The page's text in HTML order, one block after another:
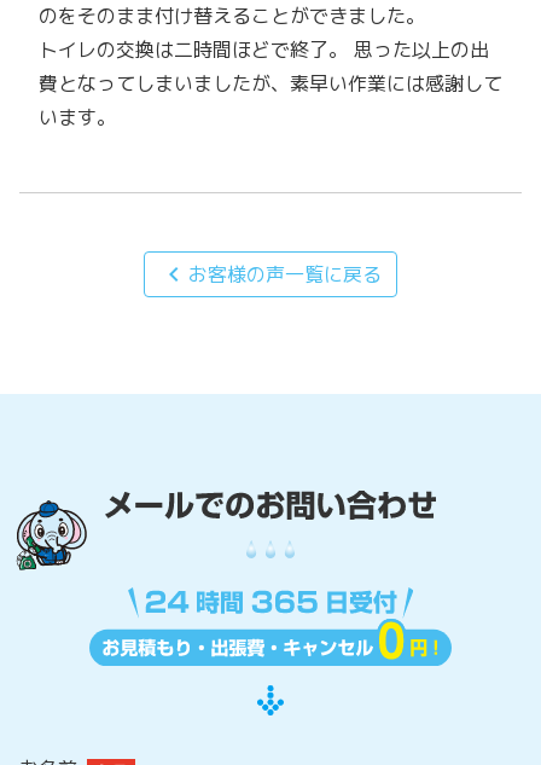
のをそのまま付け替えることができました。
トイレの交換は二時間ほどで終了。 思った以上の出
費となってしまいましたが、素早い作業には感謝して
います。
chevron_left お客様の声一覧に戻る